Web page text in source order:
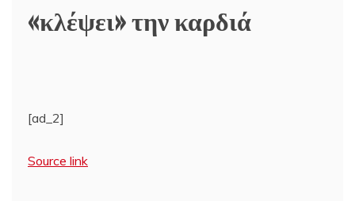
«κλέψει» την καρδιά
[ad_2]
Source link